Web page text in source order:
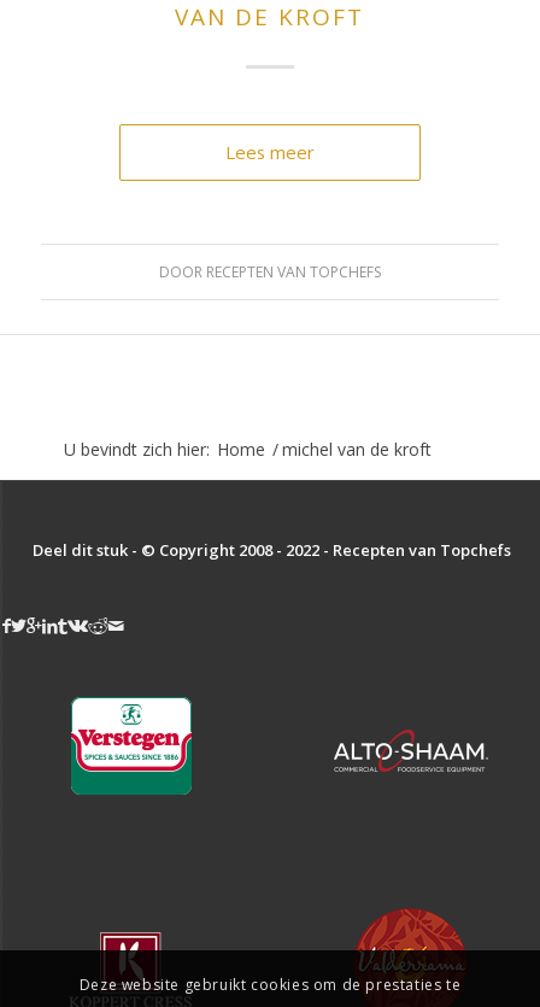
VAN DE KROFT
Lees meer
DOOR RECEPTEN VAN TOPCHEFS
U bevindt zich hier: Home /michel van de kroft
Deel dit stuk - © Copyright 2008 - 2022 - Recepten van Topchefs
Deze website gebruikt cookies om de prestaties te